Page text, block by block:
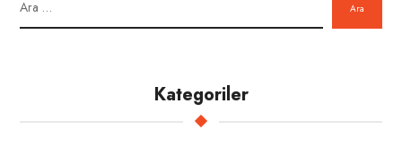
Ara
Kategoriler